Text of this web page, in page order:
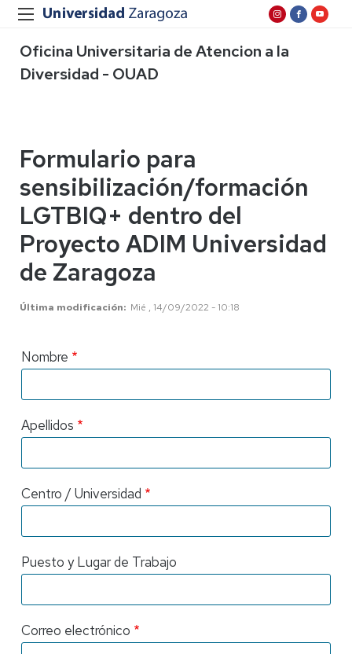
Oficina Universitaria de Atencion a la
Diversidad - OUAD
Formulario para
sensibilización/formación
LGTBIQ+ dentro del
Proyecto ADIM Universidad
de Zaragoza
Última modificación Mié , 14/09/2022 - 10:18
Nombre
Apellidos
Centro / Universidad
Puesto y Lugar de Trabajo
Correo electrónico